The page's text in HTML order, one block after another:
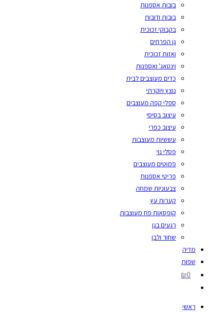
בובות אספנות
בובות ודובות
בקבוקי זכוכית
גן הפרחים
ואזות זכוכית
וינטאג' ואספנות
כדים מעוצבים לבית
נוצץ ויוקרתי
ספלי קפה מעוצבים
עיצוב בסיסי
עיצוב כפרי
עששיות מעוצבות
פסלי נוי
פמוטים מעוצבים
פריטי אספנות
צבעוניות שמחה
קערות עץ
קופסאות פח מעוצבות
רגעים בגן
שחור ולבן
מדיה
שפות
₪0
ראשי